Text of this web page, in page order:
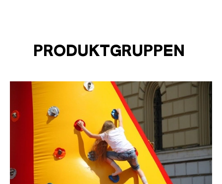
PRODUKTGRUPPEN